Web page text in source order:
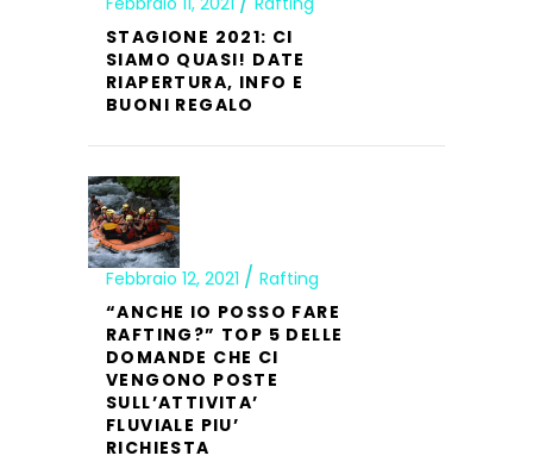
STAGIONE 2021: CI
SIAMO QUASI! DATE
RIAPERTURA, INFO E
BUONI REGALO
Febbraio 12, 2021
Rafting
“ANCHE IO POSSO FARE
RAFTING?” TOP 5 DELLE
DOMANDE CHE CI
VENGONO POSTE
SULL’ATTIVITA’
FLUVIALE PIU’
RICHIESTA